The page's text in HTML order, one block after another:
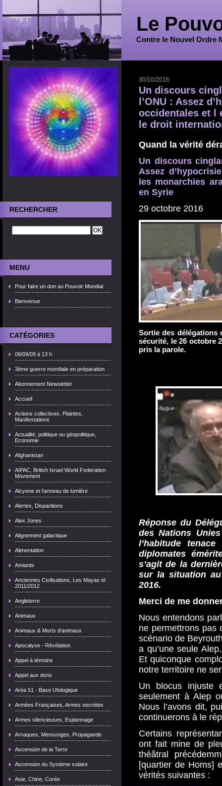
Le
Contre le Nouvel Ordre
RECHERCHER
MENU
Pour faire un don au Pouvoir Mondial
Bienvenue
CATÉGORIES
09/09/09 à 13 h
3ème guerre mondiale en préparation
Abonnement Newsletter
Accueil
Actions collectives, Plaintes,
Manifestations
Actualité, politique ou géopolitique,
Economie
Afghanistan
AIPAC, British Israel World Federation
Movement
Alcyone et l'anneau de lumière
Alertes, Disparitions
Alex Jones
Alignement galactique
Alimentation
Amiante
Anciennes Civilisations, Les Mayas et
2011/2012
Angleterre
Animaux
Animaux & Morts d'animaux
Apocalyse - Révélation
Appel à témoins
Appel aux dons
Aréa 51 - Base Ufologique
Armées Françaises, Armes secrètes
Armes silencieuses, Espionnage
Arnaques, Mensonges, Propagande
Ascension de la Terre
Ascension du Système solaire
Asie, Chine, Corée
30/10/2016
Un discours
l’ONU : Assez
occidentales et l
le droit
Quand la vérité
Un discours
Assez
les monarchies
en Syrie
29 octobre 2016
Sortie des délégations
sécurité, le 26 octobre
pris la parole.
Réponse du
des Nations
l’habitude
diplomates
s’agit de la
sur la situation
2016.
Merci de me
Nous entendons
ne permettrons pas
scénario de
a qu’une seule
Et quiconque
notre territoire ne
Un blocus injuste
seulement à Alep
Nous l’avons dit,
continuerons à le
Certains
ont fait mine de
théâtral
[quartier de Homs]
vérités suivantes :